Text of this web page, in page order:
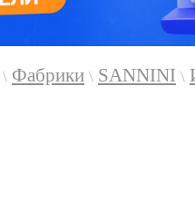
\ Фабрики \ SANNINI \